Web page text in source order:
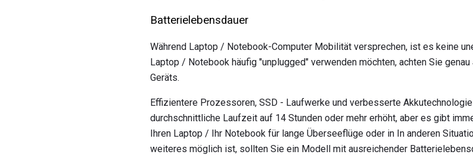
Batterielebensdauer
Während Laptop / Notebook-Computer Mobilität versprechen, ist es keine
Laptop / Notebook häufig "unplugged" verwenden möchten, achten Sie
Geräts.
Effizientere Prozessoren, SSD - Laufwerke und verbesserte
durchschnittliche Laufzeit auf 14 Stunden oder mehr erhöht, aber es gibt
Ihren Laptop / Ihr Notebook für lange Überseeflüge oder in In anderen
weiteres möglich ist, sollten Sie ein Modell mit ausreichender